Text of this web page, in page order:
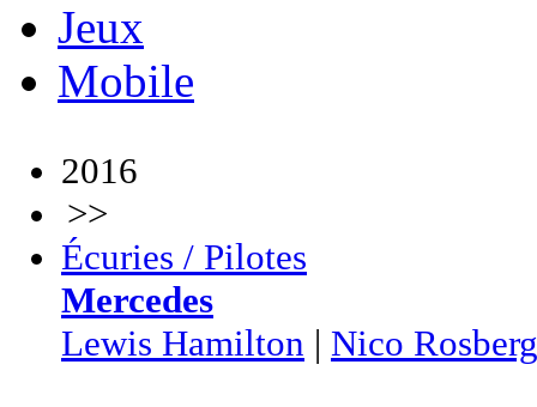
Jeux
Mobile
2016
>>
Écuries / Pilotes
Mercedes
Lewis Hamilton | Nico Rosberg